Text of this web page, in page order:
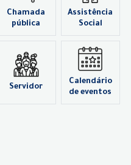
Chamada
pública
Assistência
Social
Servidor
Calendário
de eventos